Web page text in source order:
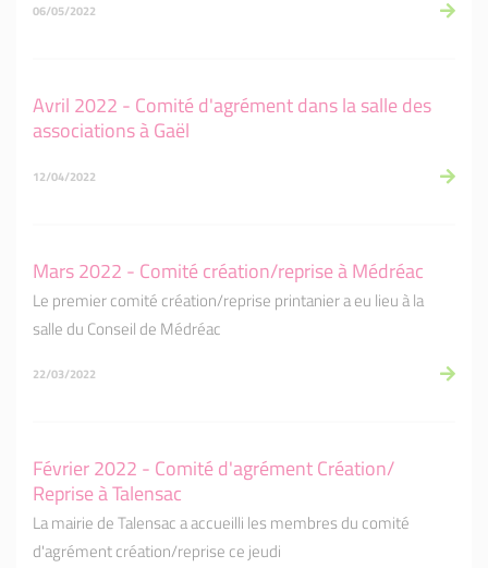
06/05/2022
Avril 2022 - Comité d'agrément dans la salle des
associations à Gaël
12/04/2022
Mars 2022 - Comité création/reprise à Médréac
Le premier comité création/reprise printanier a eu lieu à la
salle du Conseil de Médréac
22/03/2022
Février 2022 - Comité d'agrément Création/
Reprise à Talensac
La mairie de Talensac a accueilli les membres du comité
d'agrément création/reprise ce jeudi